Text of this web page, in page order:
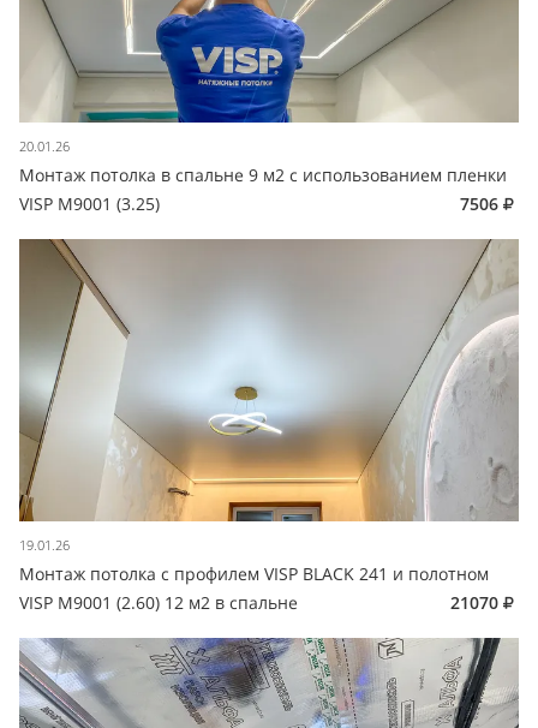
20.01.26
Монтаж потолка в спальне 9 м2 с использованием пленки
VISP M9001 (3.25)
7506
19.01.26
Монтаж потолка с профилем VISP BLACK 241 и полотном
VISP M9001 (2.60) 12 м2 в спальне
21070